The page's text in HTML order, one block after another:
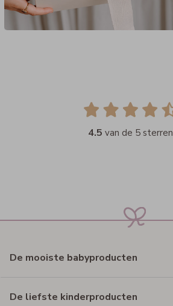
4.5 van de 5 sterren
De mooiste babyproducten
De liefste kinderproducten